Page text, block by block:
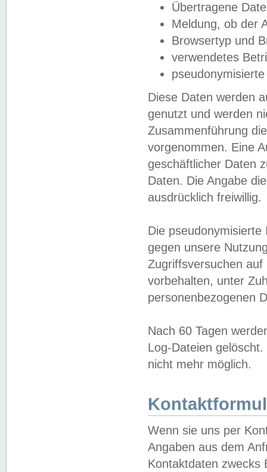
Übertragene
Meldung, ob der
Browsertyp und
verwendetes
Diese Daten werden
genutzt und werden
Zusammenführung
vorgenommen. Eine
geschäftlicher Daten
Daten. Die Angabe
ausdrücklich freiwillig.
Die
gegen unsere
Zugriffsversuchen
vorbehalten, unter
personenbezogenen
Nach 60 Tagen
Log-Dateien
nicht mehr möglich.
Wenn sie uns per
Angaben aus dem
Kontaktdaten zwecks